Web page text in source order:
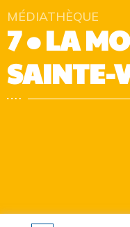
MÉDIATHÈQUE
7 • LA
SAINTE-